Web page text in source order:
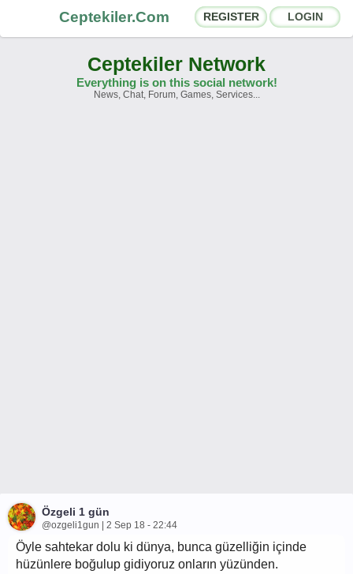
Ceptekiler.Com REGISTER LOGIN
Ceptekiler Network
Everything is on this social network!
News, Chat, Forum, Games, Services...
Özgeli 1 gün
@ozgeli1gun | 2 Sep 18 - 22:44
Öyle sahtekar dolu ki dünya, bunca güzelliğin içinde
hüzünlere boğulup gidiyoruz onların yüzünden.